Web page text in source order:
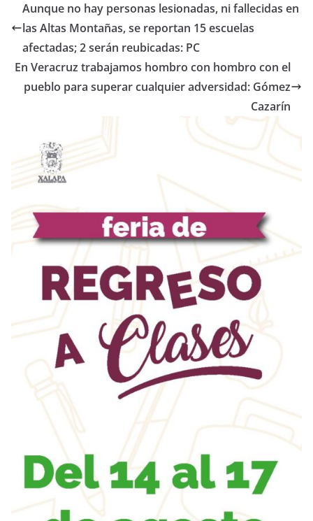
Aunque no hay personas lesionadas, ni fallecidas en
las Altas Montañas, se reportan 15 escuelas
afectadas; 2 serán reubicadas: PC
En Veracruz trabajamos hombro con hombro con el
pueblo para superar cualquier adversidad: Gómez
Cazarín